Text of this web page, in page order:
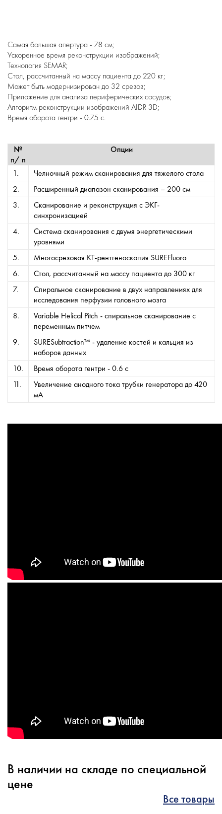
Самая большая апертура - 78 см;
Ускоренное время реконструкции изображений;
Технология SEMAR;
Стол, рассчитанный на массу пациента до 220 кг;
Может быть модернизирован до 32 срезов;
Приложение для анализа периферических сосудов;
Алгоритм реконструкции изображений AIDR 3D;
Время оборота гентри - 0.75 с.
№
п/ п
Опции
1.
Челночный режим сканирования для тяжелого стола
2.
Расширенный диапазон сканирования – 200 см
3.
Сканирование и реконструкция с ЭКГ-
синхронизацией
4.
Система сканирования с двумя энергетическими
уровнями
5.
Многосрезовая КТ-рентгеноскопия SUREFluoro
6.
Стол, рассчитанный на массу пациента до 300 кг
7.
Спиральное сканирование в двух направлениях для
исследования перфузии головного мозга
8.
Variable Helical Pitch - спиральное сканирование с
переменным питчем
9.
SURESubtraction™ - удаление костей и кальция из
наборов данных
10.
Время оборота гентри - 0.6 с
11.
Увеличение анодного тока трубки генератора до 420
мА
В наличии на складе по специальной
цене
Все товары